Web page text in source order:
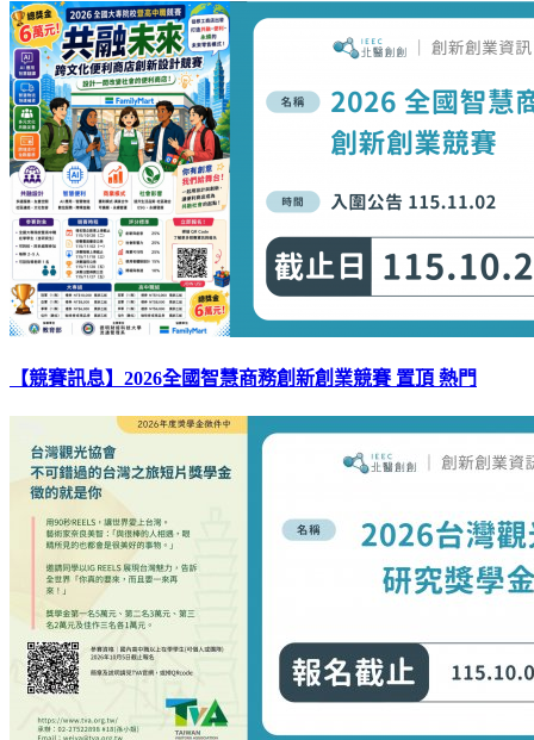
【競賽訊息】2026全國智慧商務創新創業競賽 置頂 熱門